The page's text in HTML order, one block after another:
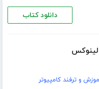
دانلود کتاب
لینوکس
و ترفند کامپیوتر